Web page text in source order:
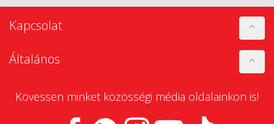
Kapcsolat
Általános
Kövessen minket közösségi média oldalainkon is!